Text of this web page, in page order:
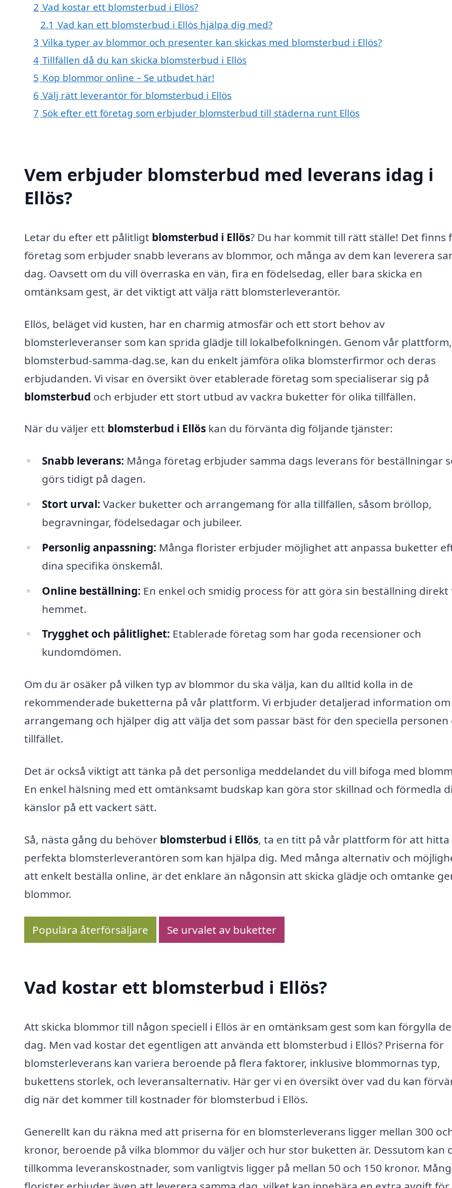
2 Vad kostar ett blomsterbud i Ellös?
2.1 Vad kan ett blomsterbud i Ellös hjälpa dig med?
3 Vilka typer av blommor och presenter kan skickas med blomsterbud i Ellös?
4 Tillfällen då du kan skicka blomsterbud i Ellös
5 Köp blommor online – Se utbudet här!
6 Välj rätt leverantör för blomsterbud i Ellös
7 Sök efter ett företag som erbjuder blomsterbud till städerna runt Ellös
Vem erbjuder blomsterbud med leverans idag i
Ellös?
Letar du efter ett pålitligt blomsterbud i Ellös? Du har kommit till rätt ställe! Det finns
företag som erbjuder snabb leverans av blommor, och många av dem kan leverera
dag. Oavsett om du vill överraska en vän, fira en födelsedag, eller bara skicka en
omtänksam gest, är det viktigt att välja rätt blomsterleverantör.
Ellös, beläget vid kusten, har en charmig atmosfär och ett stort behov av
blomsterleveranser som kan sprida glädje till lokalbefolkningen. Genom vår plattform,
blomsterbud-samma-dag.se, kan du enkelt jämföra olika blomsterfirmor och deras
erbjudanden. Vi visar en översikt över etablerade företag som specialiserar sig på
blomsterbud och erbjuder ett stort utbud av vackra buketter för olika tillfällen.
När du väljer ett blomsterbud i Ellös kan du förvänta dig följande tjänster:
Snabb leverans: Många företag erbjuder samma dags leverans för beställningar
görs tidigt på dagen.
Stort urval: Vacker buketter och arrangemang för alla tillfällen, såsom bröllop,
begravningar, födelsedagar och jubileer.
Personlig anpassning: Många florister erbjuder möjlighet att anpassa buketter
dina specifika önskemål.
Online beställning: En enkel och smidig process för att göra sin beställning direkt
hemmet.
Trygghet och pålitlighet: Etablerade företag som har goda recensioner och
kundomdömen.
Om du är osäker på vilken typ av blommor du ska välja, kan du alltid kolla in de
rekommenderade buketterna på vår plattform. Vi erbjuder detaljerad information
arrangemang och hjälper dig att välja det som passar bäst för den speciella personen
tillfället.
Det är också viktigt att tänka på det personliga meddelandet du vill bifoga med
En enkel hälsning med ett omtänksamt budskap kan göra stor skillnad och förmedla
känslor på ett vackert sätt.
Så, nästa gång du behöver blomsterbud i Ellös, ta en titt på vår plattform för att hitta
perfekta blomsterleverantören som kan hjälpa dig. Med många alternativ och
att enkelt beställa online, är det enklare än någonsin att skicka glädje och omtanke
blommor.
Populära återförsäljare Se urvalet av buketter
Vad kostar ett blomsterbud i Ellös?
Att skicka blommor till någon speciell i Ellös är en omtänksam gest som kan förgylla
dag. Men vad kostar det egentligen att använda ett blomsterbud i Ellös? Priserna för
blomsterleverans kan variera beroende på flera faktorer, inklusive blommornas typ,
bukettens storlek, och leveransalternativ. Här ger vi en översikt över vad du kan
dig när det kommer till kostnader för blomsterbud i Ellös.
Generellt kan du räkna med att priserna för en blomsterleverans ligger mellan 300
kronor, beroende på vilka blommor du väljer och hur stor buketten är. Dessutom kan
tillkomma leveranskostnader, som vanligtvis ligger på mellan 50 och 150 kronor.